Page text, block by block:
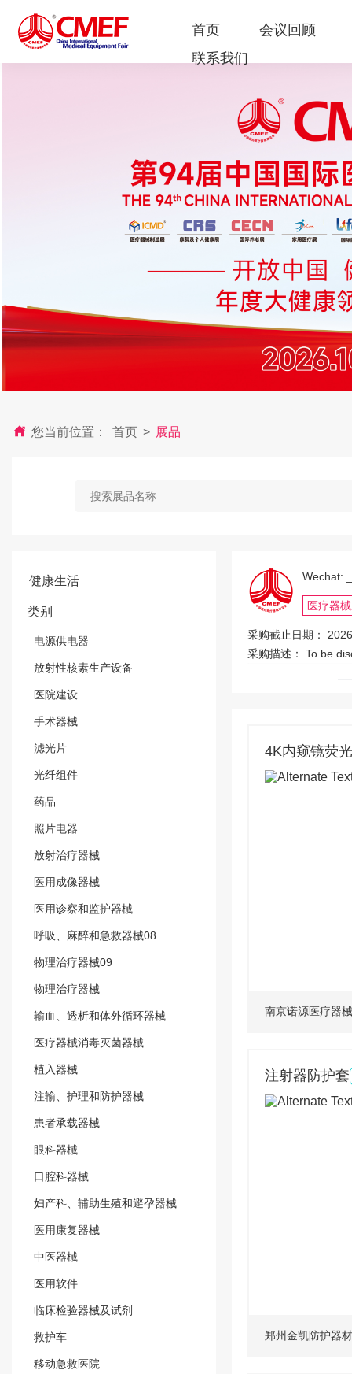
首页
会议回顾
联系我们
您当前位置： 首页 > 展品
健康生活
类别
电源供电器
放射性核素生产设备
医院建设
手术器械
滤光片
光纤组件
药品
照片电器
放射治疗器械
医用成像器械
医用诊察和监护器械
呼吸、麻醉和急救器械08
物理治疗器械09
物理治疗器械
输血、透析和体外循环器械
医疗器械消毒灭菌器械
植入器械
注输、护理和防护器械
患者承载器械
眼科器械
口腔科器械
妇产科、辅助生殖和避孕器械
医用康复器械
中医器械
医用软件
临床检验器械及试剂
救护车
移动急救医院
+61422228496 Wechat:
医疗器
采购截止日期：
采购描述：
To be
4K内窥镜荧
南京诺源医疗器
注射器防护套
郑州金凯防护器